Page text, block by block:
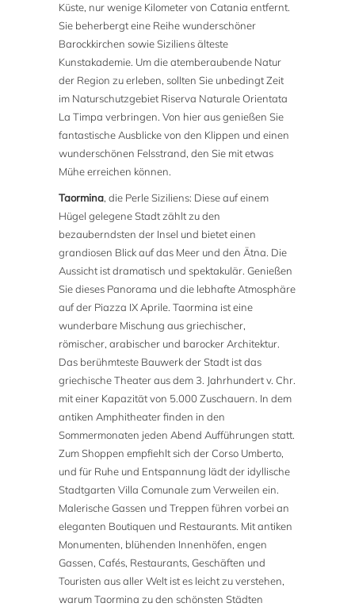
Küste, nur wenige Kilometer von Catania entfernt.
Sie beherbergt eine Reihe wunderschöner
Barockkirchen sowie Siziliens älteste
Kunstakademie. Um die atemberaubende Natur
der Region zu erleben, sollten Sie unbedingt Zeit
im Naturschutzgebiet Riserva Naturale Orientata
La Timpa verbringen. Von hier aus genießen Sie
fantastische Ausblicke von den Klippen und einen
wunderschönen Felsstrand, den Sie mit etwas
Mühe erreichen können.
Taormina, die Perle Siziliens: Diese auf einem
Hügel gelegene Stadt zählt zu den
bezauberndsten der Insel und bietet einen
grandiosen Blick auf das Meer und den Ätna. Die
Aussicht ist dramatisch und spektakulär. Genießen
Sie dieses Panorama und die lebhafte Atmosphäre
auf der Piazza IX Aprile. Taormina ist eine
wunderbare Mischung aus griechischer,
römischer, arabischer und barocker Architektur.
Das berühmteste Bauwerk der Stadt ist das
griechische Theater aus dem 3. Jahrhundert v. Chr.
mit einer Kapazität von 5.000 Zuschauern. In dem
antiken Amphitheater finden in den
Sommermonaten jeden Abend Aufführungen statt.
Zum Shoppen empfiehlt sich der Corso Umberto,
und für Ruhe und Entspannung lädt der idyllische
Stadtgarten Villa Comunale zum Verweilen ein.
Malerische Gassen und Treppen führen vorbei an
eleganten Boutiquen und Restaurants. Mit antiken
Monumenten, blühenden Innenhöfen, engen
Gassen, Cafés, Restaurants, Geschäften und
Touristen aus aller Welt ist es leicht zu verstehen,
warum Taormina zu den schönsten Städten